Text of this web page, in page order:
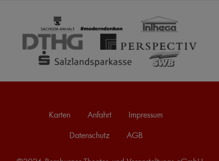
Karten Anfahrt Impressum
Datenschutz AGB